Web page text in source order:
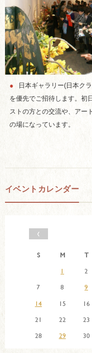
●
日本ギャラリー(日本ク
を優先でご招待します。初
ストの方との交流や、アー
の場になっています。
イベントカレンダー
‹
S M T
1
2
7
8 9
14
15 16
21
22 23
28
29 30